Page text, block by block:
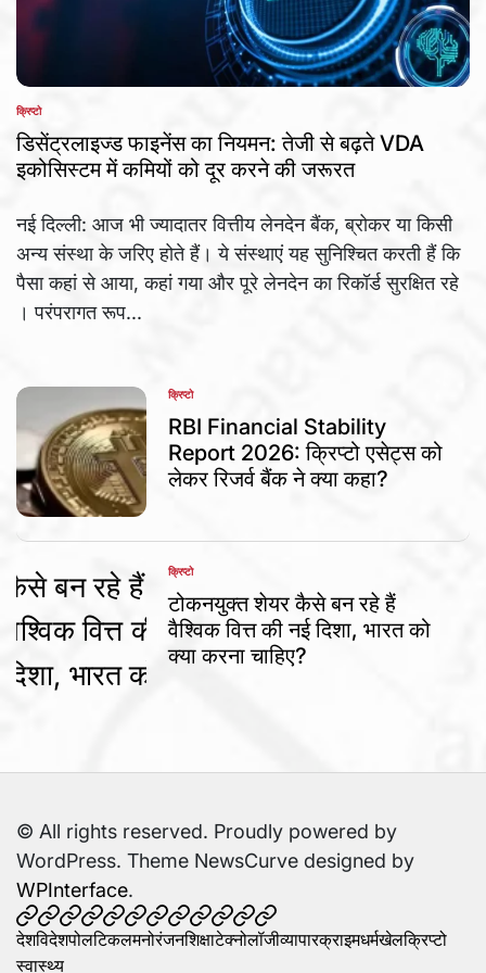
POSTED
IN
क्रिप्टो
डिसेंट्रलाइज्ड फाइनेंस का नियमन: तेजी से बढ़ते VDA
इकोसिस्टम में कमियों को दूर करने की जरूरत
नई दिल्ली: आज भी ज्यादातर वित्तीय लेनदेन बैंक, ब्रोकर या किसी
अन्य संस्था के जरिए होते हैं। ये संस्थाएं यह सुनिश्चित करती हैं कि
पैसा कहां से आया, कहां गया और पूरे लेनदेन का रिकॉर्ड सुरक्षित रहे
। परंपरागत रूप...
POSTED
IN
क्रिप्टो
RBI Financial Stability
Report 2026: क्रिप्टो एसेट्स को
लेकर रिजर्व बैंक ने क्या कहा?
POSTED
IN
क्रिप्टो
टोकनयुक्त शेयर कैसे बन रहे हैं
वैश्विक वित्त की नई दिशा, भारत को
क्या करना चाहिए?
© All rights reserved. Proudly powered by
WordPress. Theme NewsCurve designed by
WPInterface.
देशविदेशपोलटिकल
मनोरंजन
शिक्षाटेक्नोलॉजी
व्यापारक्राइम
धर्मखेलक्रिप्टोस्वास्थ्य
देशविदेशपोलटिकलमनोरंजनशिक्षाटेक्नोलॉजीव्यापारक्राइमधर्मखेलक्रिप्टो
स्वास्थ्य